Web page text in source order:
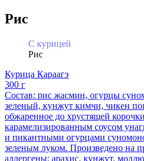
Рис
С курицей
Рис
Курица Караагэ
300 г
Состав: рис жасмин, огурцы
зеленый, кунжут кимчи, чикен
обжаренное до хрустящей
карамелизированным соусом
и пикантными огурцами
зеленым луком. Произведено на
аллергены: арахис, кунжут,